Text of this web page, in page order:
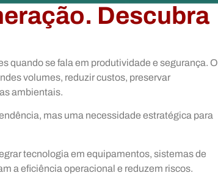
Descubra
quando se fala em produtividade e segurança. O
volumes, reduzir custos, preservar
ambientais.
mas uma necessidade estratégica para
tecnologia em equipamentos, sistemas de
a eficiência operacional e reduzem riscos.